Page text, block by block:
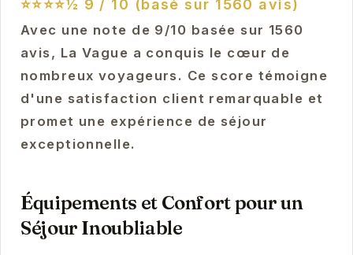
⭐⭐⭐⭐½ 9 / 10 (basé sur 1560 avis)
Avec une note de 9/10 basée sur 1560
avis, La Vague a conquis le cœur de
nombreux voyageurs. Ce score témoigne
d'une satisfaction client remarquable et
promet une expérience de séjour
exceptionnelle.
Équipements et Confort pour un
Séjour Inoubliable